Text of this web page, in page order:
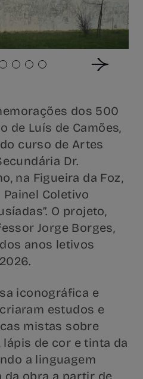
dos 500
de Luís de Camões,
do curso de Artes
Dr.
na Figueira da Foz,
Coletivo
O projeto,
Jorge Borges,
anos letivos
iconográfica e
estudos e
mistas sobre
de cor e tinta da
a linguagem
obra a partir de